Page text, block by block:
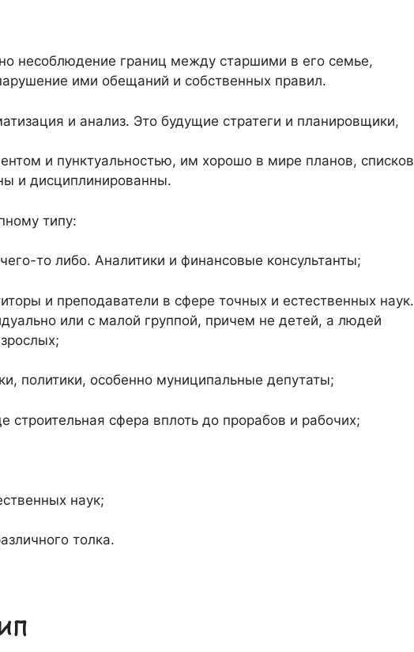
несоблюдение границ между старшими в его семье,
ими обещаний и собственных правил.
и анализ. Это будущие стратеги и планировщики,
и пунктуальностью, им хорошо в мире планов, списков
и дисциплинированны.
типу:
то либо. Аналитики и финансовые консультанты;
и преподаватели в сфере точных и естественных наук.
или с малой группой, причем не детей, а людей
политики, особенно муниципальные депутаты;
сфера вплоть до прорабов и рабочих;
наук;
толка.